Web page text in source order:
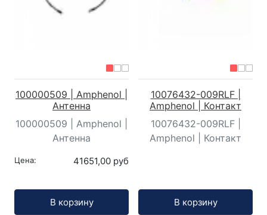
100000509 | Amphenol |
Антенна
100000509 | Amphenol |
Антенна
Цена: 41651,00 руб
В корзину
10076432-009RLF |
Amphenol | Контакт
10076432-009RLF |
Amphenol | Контакт
В корзину